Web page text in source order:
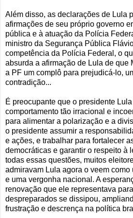
Além disso, as declarações de Lula
afirmações de seu próprio governo
pública e à atuação da Polícia
ministro da Segurança Pública
competência da Polícia Federal, o
absurda a afirmação de Lula de que
a PF um complô para prejudicá-lo,
contradição...
É preocupante que o presidente
comportamento tão irracional e
para alimentar a polarização e a
o presidente assumir a
e ações, e trabalhar para fortalecer
democráticas e garantir o respeito à
todas essas questões, muitos
admiravam Lula agora o veem
e uma vergonha nacional. A
renovação que ele representava
despreparados se dissipou,
frustração e descrença na política